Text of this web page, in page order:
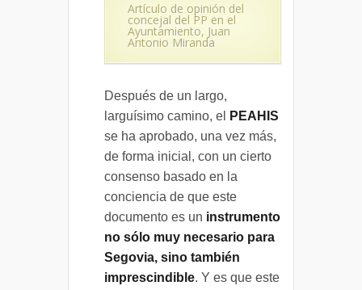
Artículo de opinión del
concejal del PP en el
Ayuntamiento, Juan
Antonio Miranda
Después de un largo,
larguísimo camino, el
PEAHIS
se ha aprobado, una vez más,
de forma inicial, con un cierto
consenso basado en la
conciencia de que este
documento es un instrumento
no sólo muy necesario para
Segovia, sino también
imprescindible. Y es que este